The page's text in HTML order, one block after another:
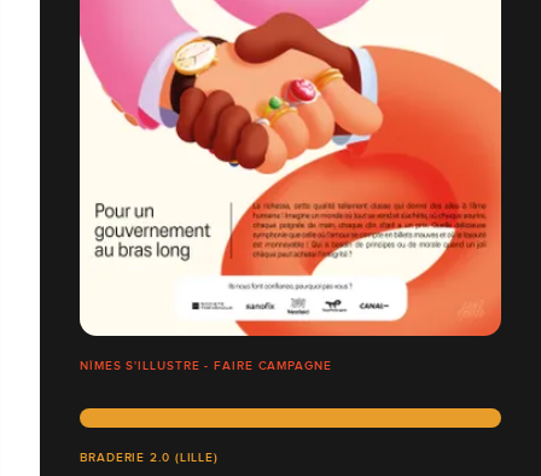
NÎMES S'ILLUSTRE - FAIRE CAMPAGNE
BRADERIE 2.0 (LILLE)